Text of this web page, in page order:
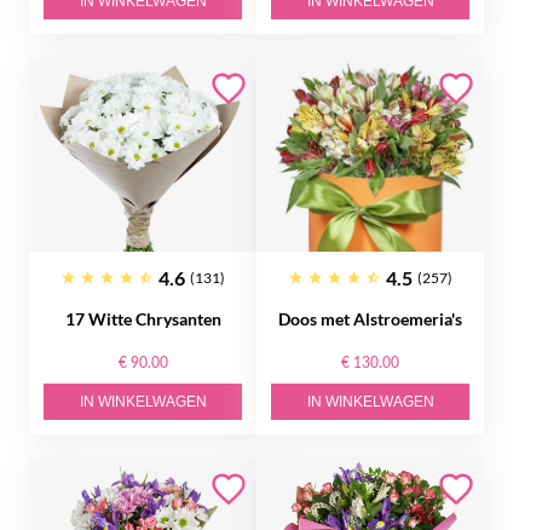
4.6 (131)
17 Witte Chrysanten
€ 90.00
IN WINKELWAGEN
4.5 (257)
Doos met Alstroemeria's
€ 130.00
IN WINKELWAGEN